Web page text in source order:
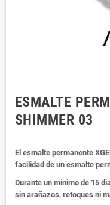
ESMALTE
SHIMMER 03
El esmalte permanente
facilidad de un esmalte
Durante un minimo de 15
sin arañazos, retoques ni